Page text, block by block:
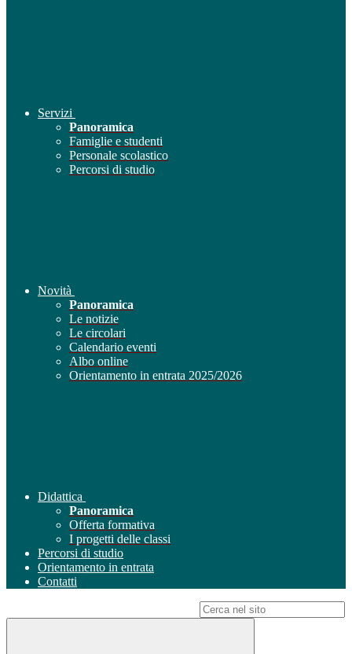
Servizi
Panoramica
Famiglie e studenti
Personale scolastico
Percorsi di studio
Novità
Panoramica
Le notizie
Le circolari
Calendario eventi
Albo online
Orientamento in entrata 2025/2026
Didattica
Panoramica
Offerta formativa
I progetti delle classi
Percorsi di studio
Orientamento in entrata
Contatti